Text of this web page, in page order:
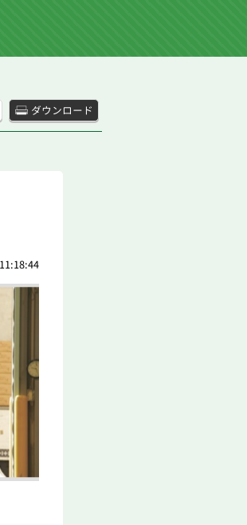
ダウンロード